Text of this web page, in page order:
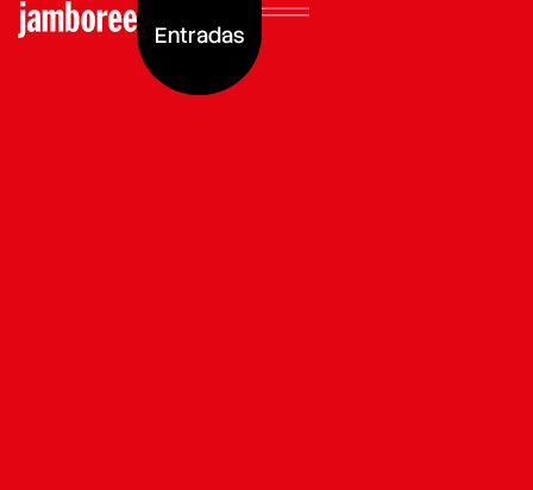
Entradas